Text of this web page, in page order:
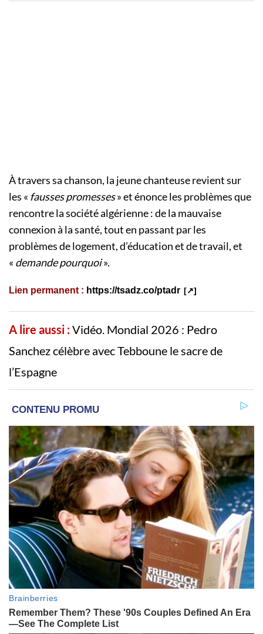
À travers sa chanson, la jeune chanteuse revient sur
les « fausses promesses» et énonce les problèmes que
rencontre la société algérienne : de la mauvaise
connexion à la santé, tout en passant par les
problèmes de logement, d’éducation et de travail, et
« demande pourquoi».
Lien permanent : https://tsadz.co/ptadr
A lire aussi :Vidéo. Mondial 2026 : Pedro
Sanchez célèbre avec Tebboune le sacre de
l’Espagne